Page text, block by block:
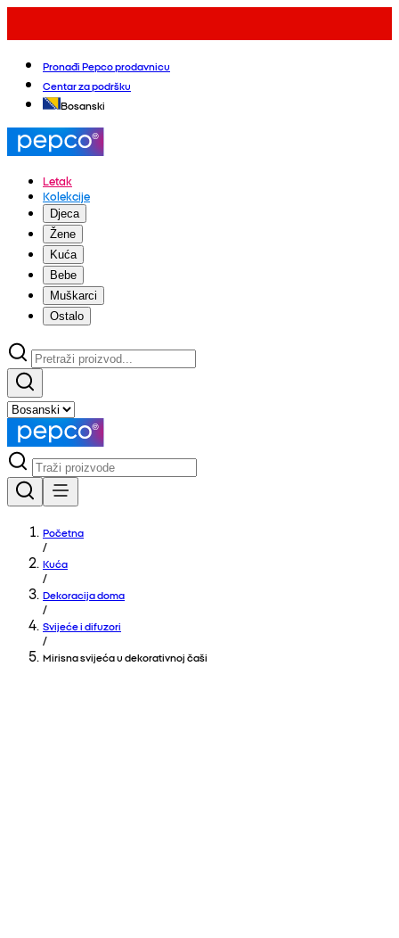
Pronađi Pepco prodavnicu
Centar za podršku
Bosanski
Letak
Kolekcije
Djeca
Žene
Kuća
Bebe
Muškarci
Ostalo
Početna
/
Kuća
/
Dekoracija doma
/
Svijeće i difuzori
/
Mirisna svijeća u dekorativnoj čaši